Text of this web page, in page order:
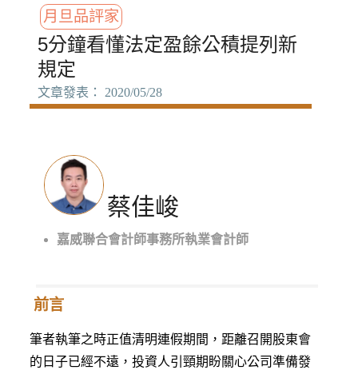
月旦品評家
5分鐘看懂法定盈餘公積提列新
規定
文章發表： 2020/05/28
蔡佳峻
嘉威聯合會計師事務所執業會計師
前言
筆者執筆之時正值清明連假期間，距離召開股東會
的日子已經不遠，投資人引頸期盼關心公司準備發